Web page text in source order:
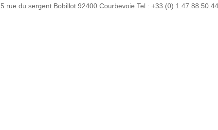
5 rue du sergent Bobillot 92400 Courbevoie Tel : +33 (0)